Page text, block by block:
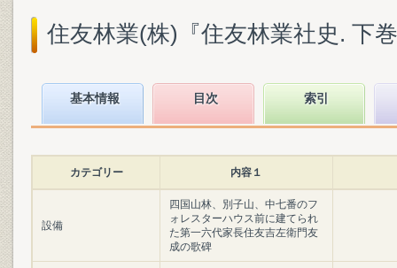
住友林業(株)『住友林業社史. 下
基本情報 目次 索引
カテゴリー 内容１
設備
四国山林、別子山、中七番のフ
ォレスターハウス前に建てられ
た第一六代家長住友吉左衛門友
成の歌碑